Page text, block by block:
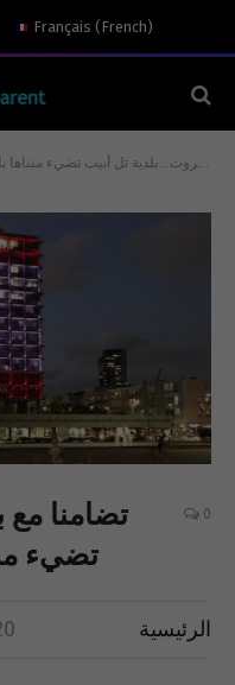
Français (French)
تضامنا مع
0
الرئيسية